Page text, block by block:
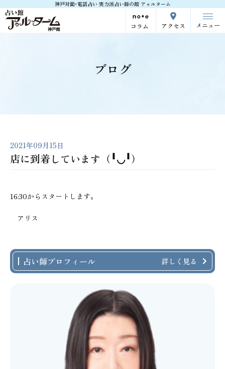
神戸対面･電話占い 実力派占い師の館 アゥルターム
コラム アクセス メニュー
ブログ
2021年09月15日
店に到着しています（╹◡╹）
16:30からスタートします。
アリス
占い師プロフィール 詳しく見る